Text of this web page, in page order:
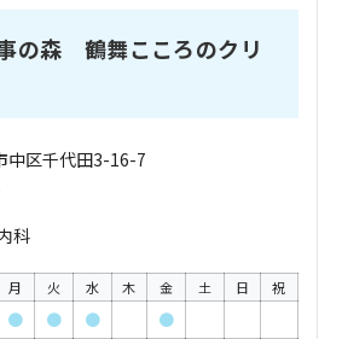
の森 鶴舞こころのクリ
中区千代田3-16-7
科
月 火 水 木 金 土 日 祝
● ● ●
●